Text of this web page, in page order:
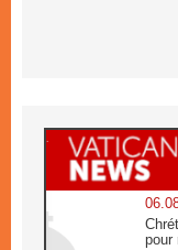
pour